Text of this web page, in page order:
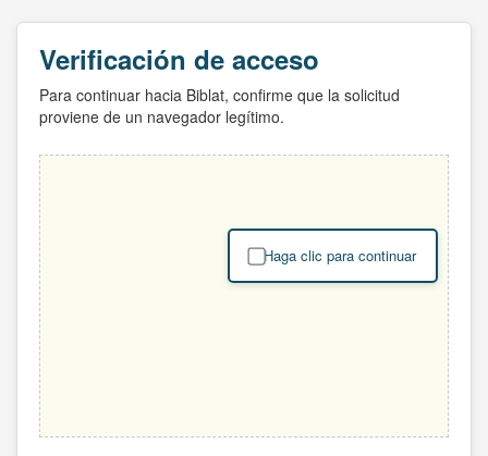
Verificación de acceso
Para continuar hacia Biblat, confirme que la solicitud
proviene de un navegador legítimo.
Haga clic para continuar